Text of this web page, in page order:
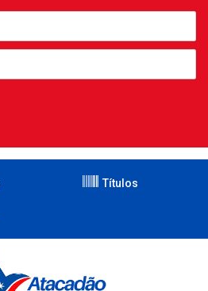
Títulos